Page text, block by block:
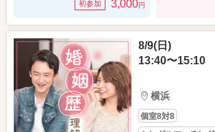
初参加 3,000円
8/9(日)
13:40〜15:10
横浜
個室8対8